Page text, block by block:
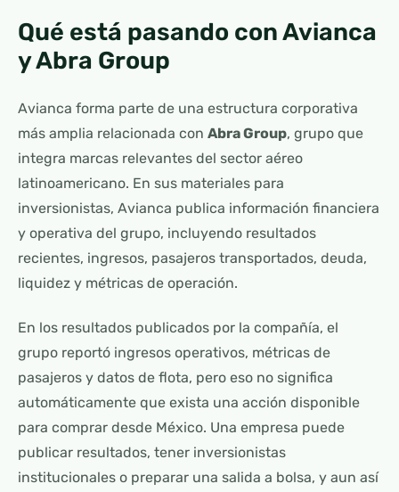
Qué está pasando con Avianca
y Abra Group
Avianca forma parte de una estructura corporativa
más amplia relacionada con Abra Group, grupo que
integra marcas relevantes del sector aéreo
latinoamericano. En sus materiales para
inversionistas, Avianca publica información financiera
y operativa del grupo, incluyendo resultados
recientes, ingresos, pasajeros transportados, deuda,
liquidez y métricas de operación.
En los resultados publicados por la compañía, el
grupo reportó ingresos operativos, métricas de
pasajeros y datos de flota, pero eso no significa
automáticamente que exista una acción disponible
para comprar desde México. Una empresa puede
publicar resultados, tener inversionistas
institucionales o preparar una salida a bolsa, y aun así